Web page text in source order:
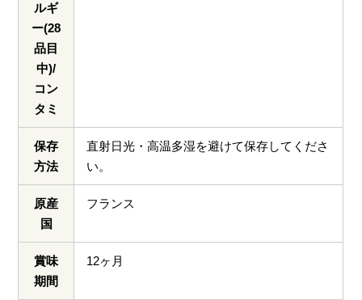
ルギ
ー(28
品目
中)/
コン
タミ
保存
方法
直射日光・高温多湿を避けて保存してくださ
い。
原産
国
フランス
賞味
期間
12ヶ月